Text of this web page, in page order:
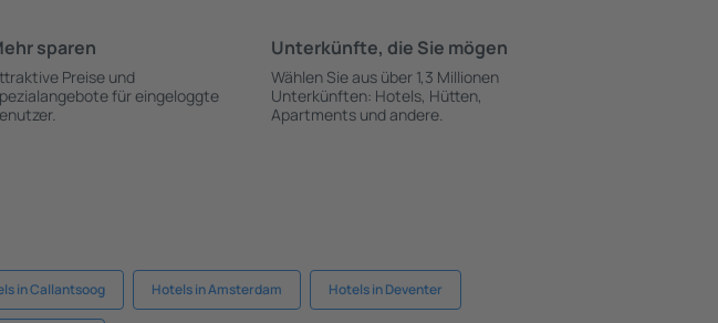
sparen
Preise und
für eingeloggte
Unterkünfte, die Sie mögen
Wählen Sie aus über 1,3 Millionen
Unterkünften: Hotels, Hütten,
Apartments und andere.
in Callantsoog Hotels in Amsterdam Hotels in Deventer